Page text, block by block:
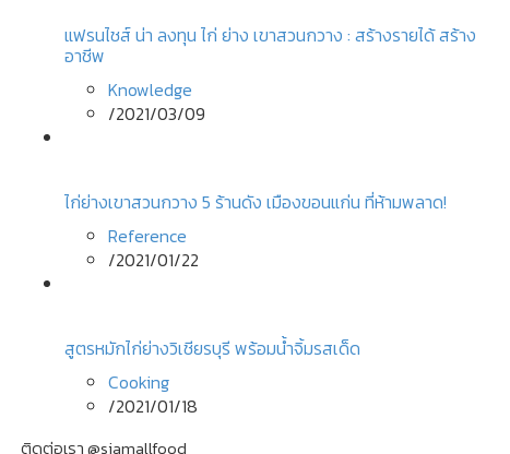
แฟรนไชส์ น่า ลงทุน ไก่ ย่าง เขาสวนกวาง : สร้างรายได้ สร้าง
อาชีพ
Knowledge
/2021/03/09
ไก่ย่างเขาสวนกวาง 5 ร้านดัง เมืองขอนแก่น ที่ห้ามพลาด!
Reference
/2021/01/22
สูตรหมักไก่ย่างวิเชียรบุรี พร้อมน้ำจิ้มรสเด็ด
Cooking
/2021/01/18
ติดต่อเรา @siamallfood